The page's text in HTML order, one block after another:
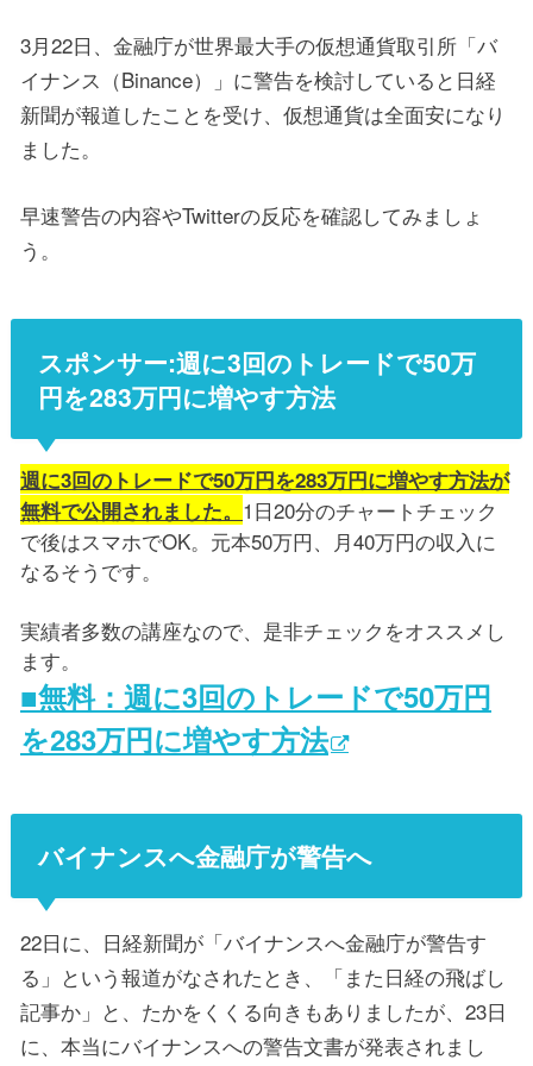
3月22日、金融庁が世界最大手の仮想通貨取引所「バ
イナンス（Binance）」に警告を検討していると日経
新聞が報道したことを受け、仮想通貨は全面安になり
ました。
早速警告の内容やTwitterの反応を確認してみましょ
う。
スポンサー:週に3回のトレードで50万
円を283万円に増やす方法
週に3回のトレードで50万円を283万円に増やす方法が
無料で公開されました。 1日20分のチャートチェック
で後はスマホでOK。元本50万円、月40万円の収入に
なるそうです。
実績者多数の講座なので、是非チェックをオススメし
ます。
■無料：週に3回のトレードで50万円
を283万円に増やす方法
バイナンスへ金融庁が警告へ
22日に、日経新聞が「バイナンスへ金融庁が警告す
る」という報道がなされたとき、「また日経の飛ばし
記事か」と、たかをくくる向きもありましたが、23日
に、本当にバイナンスへの警告文書が発表されまし